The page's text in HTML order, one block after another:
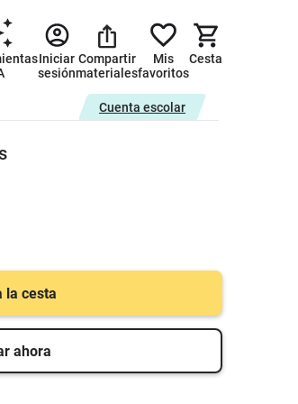
Iniciar
sesión
Compartir
materiales
Mis
favoritos
Cesta
Cuenta escolar
la cesta
ahora